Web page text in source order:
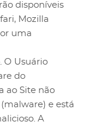
disponíveis
Mozilla
uma
O Usuário
do
ao Site não
e está
A